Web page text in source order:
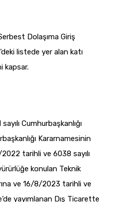
Dolaşıma Giriş
listede yer alan katı
kapsar.
Cumhurbaşkanlığı
Kararnamesinin
tarihli ve 6038 sayılı
konulan Teknik
ve 16/8/2023 tarihli ve
yayımlanan Dış Ticarette